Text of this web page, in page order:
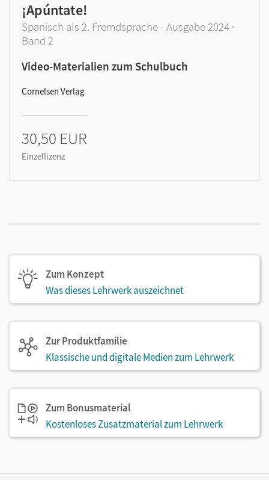
¡Apúntate!
Spanisch als 2. Fremdsprache - Ausgabe 2024 ·
Band 2
Video-Materialien zum Schulbuch
Cornelsen Verlag
30,50 EUR
Einzellizenz
Zum Konzept
Was dieses Lehrwerk auszeichnet
Zur Produktfamilie
Klassische und digitale Medien zum Lehrwerk
Zum Bonusmaterial
Kostenloses Zusatzmaterial zum Lehrwerk